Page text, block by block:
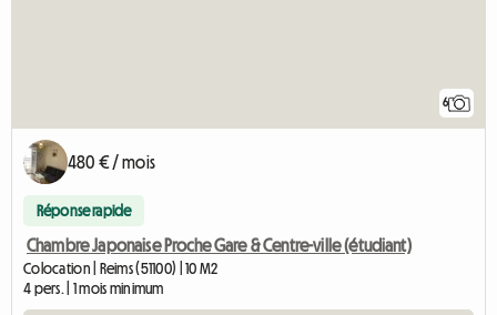
6
480 € / mois
Réponse rapide
Chambre Japonaise Proche Gare & Centre-ville (étudiant)
Colocation | Reims (51100) | 10 M2
4 pers. | 1 mois minimum